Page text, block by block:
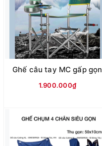
Ghế câu tay MC gấp gọn
1.900.000₫